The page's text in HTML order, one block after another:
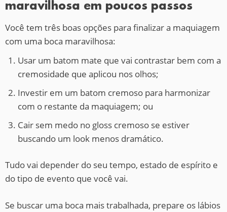
maravilhosa em poucos passos
Você tem três boas opções para finalizar a maquiagem
com uma boca maravilhosa:
Usar um batom mate que vai contrastar bem com a
cremosidade que aplicou nos olhos;
Investir em um batom cremoso para harmonizar
com o restante da maquiagem; ou
Cair sem medo no gloss cremoso se estiver
buscando um look menos dramático.
Tudo vai depender do seu tempo, estado de espírito e
do tipo de evento que você vai.
Se buscar uma boca mais trabalhada, prepare os lábios